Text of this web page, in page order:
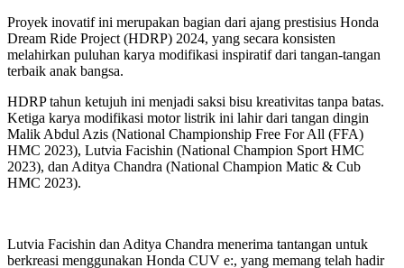
Proyek inovatif ini merupakan bagian dari ajang prestisius Honda
Dream Ride Project (HDRP) 2024, yang secara konsisten
melahirkan puluhan karya modifikasi inspiratif dari tangan-tangan
terbaik anak bangsa.
HDRP tahun ketujuh ini menjadi saksi bisu kreativitas tanpa batas.
Ketiga karya modifikasi motor listrik ini lahir dari tangan dingin
Malik Abdul Azis (National Championship Free For All (FFA)
HMC 2023), Lutvia Facishin (National Champion Sport HMC
2023), dan Aditya Chandra (National Champion Matic & Cub
HMC 2023).
Lutvia Facishin dan Aditya Chandra menerima tantangan untuk
berkreasi menggunakan Honda CUV e:, yang memang telah hadir